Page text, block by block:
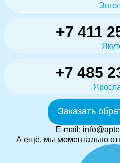
+7 411
+7 485
Заказать
E-mail:
А ещё, мы моментально